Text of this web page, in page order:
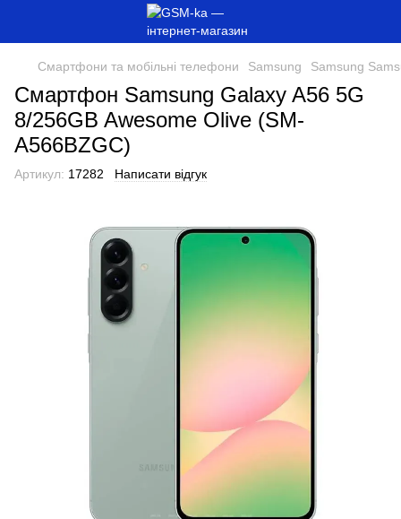
Смартфони та мобільні телефони Samsung Samsung
Смартфон Samsung Galaxy A56 5G
8/256GB Awesome Olive (SM-
A566BZGC)
Артикул: 17282 Написати відгук